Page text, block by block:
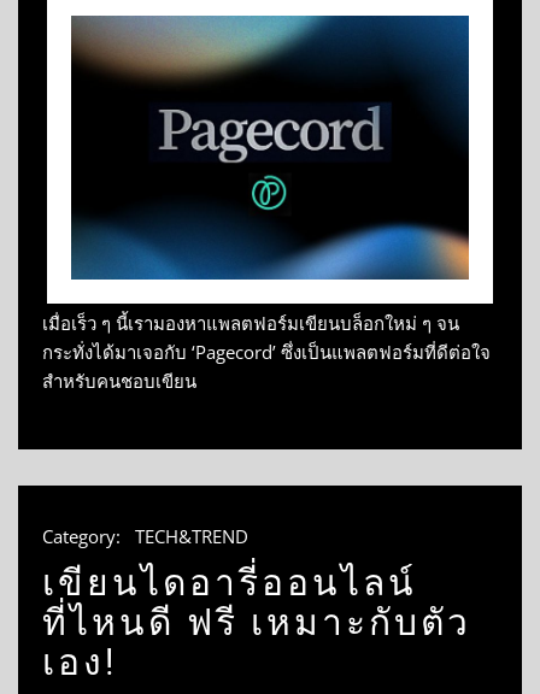
เมื่อเร็ว ๆ นี้เรามองหาแพลตฟอร์มเขียนบล็อกใหม่ ๆ จน
กระทั่งได้มาเจอกับ ‘Pagecord’ ซึ่งเป็นแพลตฟอร์มที่ดีต่อใจ
สำหรับคนชอบเขียน
Category: TECH&TREND
เขียนไดอารี่ออนไลน์
ที่ไหนดี ฟรี เหมาะกับตัว
เอง!